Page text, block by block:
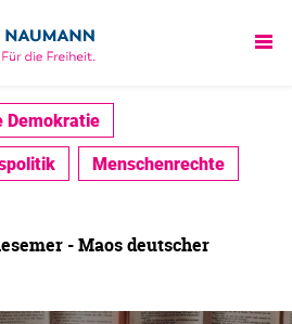
Demokratie
Menschenrechte
- Maos deutscher